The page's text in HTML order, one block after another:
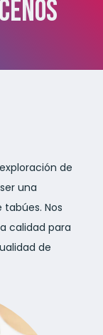
de
una
Nos
calidad para
de